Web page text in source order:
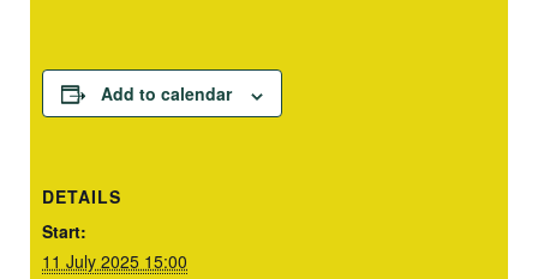
Add to calendar
DETAILS
Start:
11 July 2025 15:00